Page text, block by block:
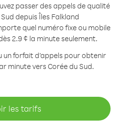
passer des appels de qualité
depuis Îles Falkland
quel numéro fixe ou mobile
2.9 ¢ la minute seulement.
un forfait d’appels pour obtenir
minute vers Corée du Sud.
les tarifs